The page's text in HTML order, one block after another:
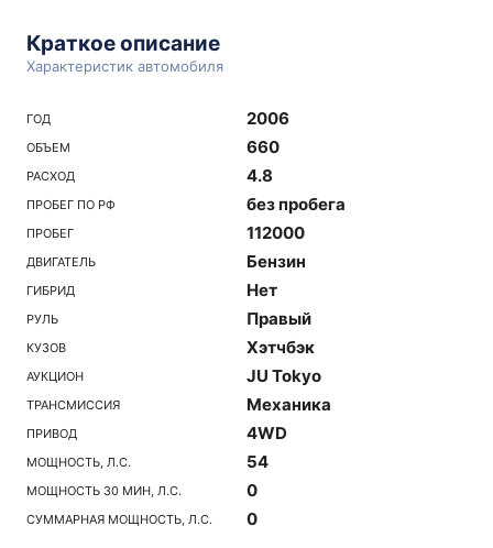
Краткое описание
Характеристик автомобиля
ГОД 2006
ОБЪЕМ 660
РАСХОД 4.8
ПРОБЕГ ПО РФ без пробега
ПРОБЕГ 112000
ДВИГАТЕЛЬ Бензин
ГИБРИД Нет
РУЛЬ Правый
КУЗОВ Хэтчбэк
АУКЦИОН JU Tokyo
ТРАНСМИССИЯ Механика
ПРИВОД 4WD
МОЩНОСТЬ, Л.С. 54
МОЩНОСТЬ 30 МИН, Л.С. 0
СУММАРНАЯ МОЩНОСТЬ, Л.С. 0